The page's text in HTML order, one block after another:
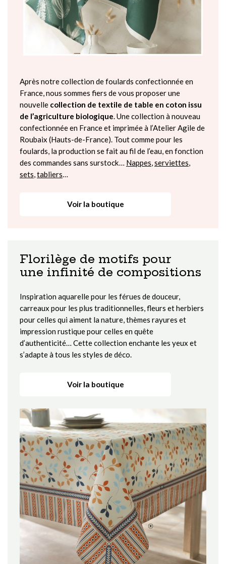
Après notre collection de foulards confectionnée en
France, nous sommes fiers de vous proposer une
nouvelle collection de textile de table en coton issu
de l’agriculture biologique​. Une collection à nouveau
confectionnée en France et imprimée à l’Atelier Agile de
Roubaix (Hauts-de-France). Tout comme pour les
foulards, la production se fait au fil de l’eau, en fonction
des commandes sans surstock… Nappes,serviettes,
sets,tabliers…
Voir la boutique
Florilège de motifs pour
une infinité de compositions
Inspiration aquarelle pour les férues de douceur,
carreaux pour les plus traditionnelles, fleurs et herbiers
pour celles qui aiment la nature, thèmes rayures et
impression rustique pour celles en quête
d’authenticité… Cette collection enchante les yeux et
s’adapte à tous les styles de déco.
Voir la boutique